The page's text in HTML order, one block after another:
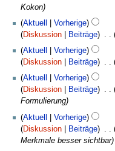
n
f
a
s
u
n
g
a
m
e
n
f
a
s
s
n
g
u
s
a
m
e
n
f
a
s
s
u
t
u
n
s
z
u
s
a
m
e
e
i
t
u
n
s
z
u
s
a
m
Kokon
April
Aktuell Vorherige
Diskussion
Beiträge
April
Aktuell Vorherige
Diskussion
Beiträge
7.
April
2011
Aktuell Vorherige
Diskussion
Beiträge
Formulierung
Aktuell
Vorherige
Diskussion
Beiträge
Merkmale besser sichtbar